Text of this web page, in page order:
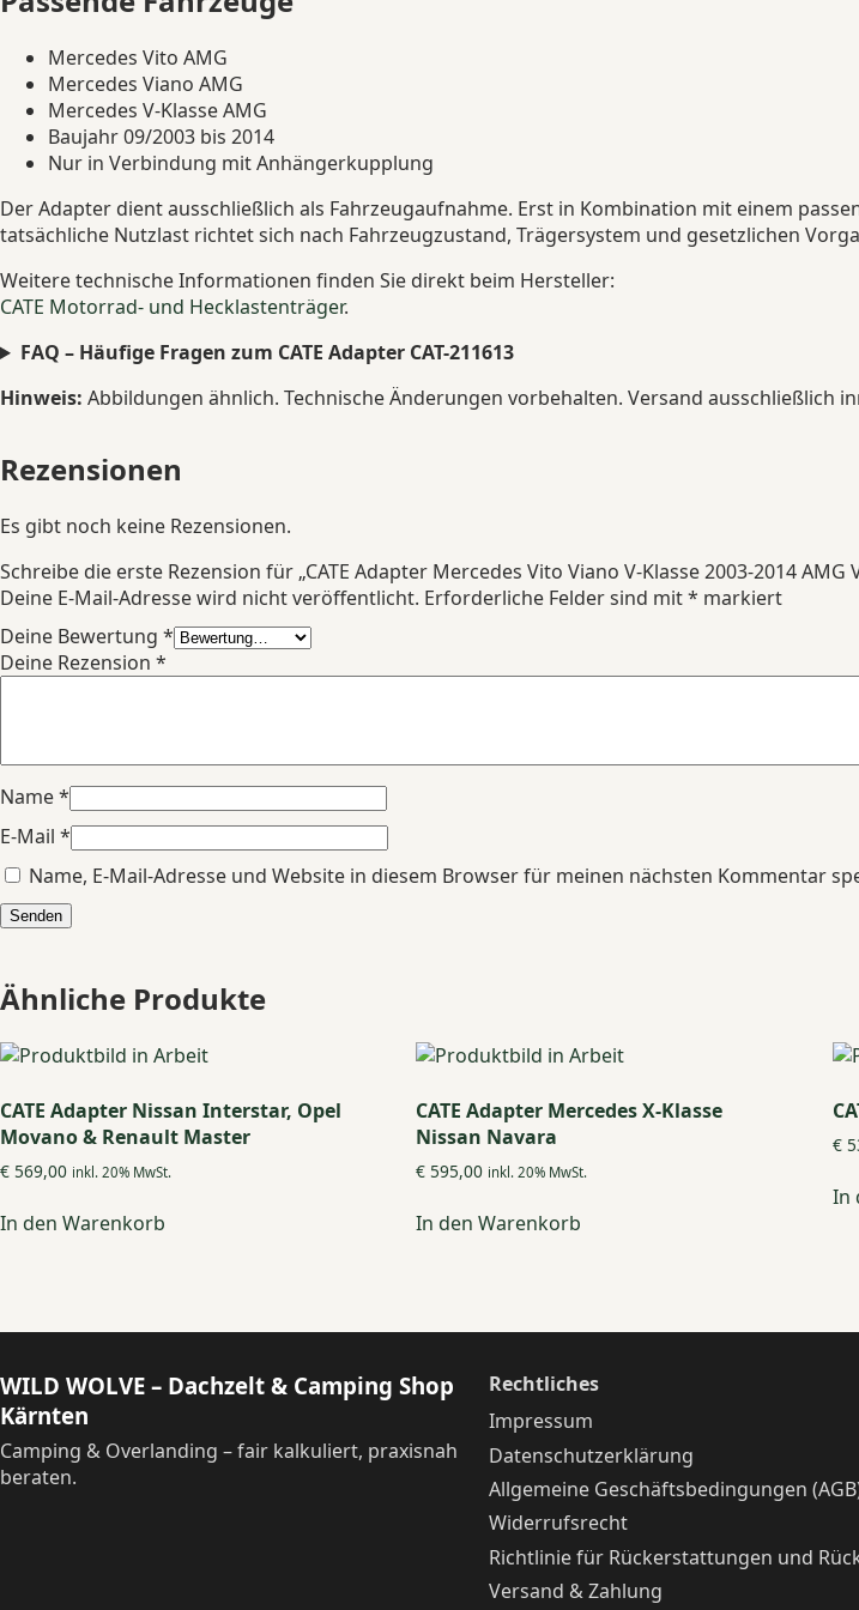
Mercedes Vito AMG
Mercedes Viano AMG
Mercedes V-Klasse AMG
Baujahr 09/2003 bis 2014
Nur in Verbindung mit Anhängerkupplung
Der Adapter dient ausschließlich als Fahrzeugaufnahme. Erst in Kombination mit einem
tatsächliche Nutzlast richtet sich nach Fahrzeugzustand, Trägersystem und gesetzlichen
Weitere technische Informationen finden Sie direkt beim Hersteller:
CATE Motorrad- und Hecklastenträger.
FAQ – Häufige Fragen zum CATE Adapter CAT-211613
Hinweis: Abbildungen ähnlich. Technische Änderungen vorbehalten. Versand ausschließlich
Rezensionen
Es gibt noch keine Rezensionen.
Schreibe die erste Rezension für „CATE Adapter Mercedes Vito Viano V-Klasse 2003-2014 AMG
Deine E-Mail-Adresse wird nicht veröffentlicht. Erforderliche Felder sind mit* markiert
Deine Bewertung *
Deine Rezension *
Name*
E-Mail *
Name, E-Mail-Adresse und Website in diesem Browser für meinen nächsten Kommentar
Ähnliche Produkte
CATE Adapter Nissan Interstar, Opel
Movano & Renault Master
€ 569,00 inkl. 20% MwSt.
In den Warenkorb
CATE Adapter Mercedes X-Klasse
Nissan Navara
€ 595,00 inkl. 20% MwSt.
In den Warenkorb
€
In
WILD WOLVE – Dachzelt & Camping Shop
Kärnten
Camping & Overlanding – fair kalkuliert, praxisnah
beraten.
Rechtliches
Impressum
Datenschutzerklärung
Allgemeine Geschäftsbedingungen
Widerrufsrecht
Richtlinie für Rückerstattungen und
Versand & Zahlung